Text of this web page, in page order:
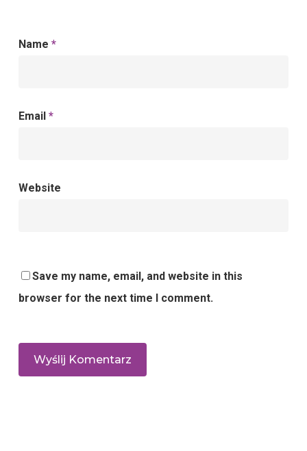
Name *
Email *
Website
Save my name, email, and website in this
browser for the next time I comment.